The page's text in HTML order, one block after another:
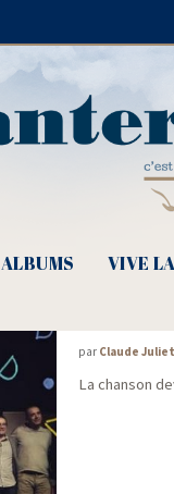
ALBUMS VIVE
par Claude
La chan­son